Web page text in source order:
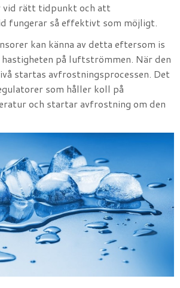
vid rätt tidpunkt och att
fungerar så effektivt som möjligt.
kan känna av detta eftersom is
på luftströmmen. När den
startas avfrostningsprocessen. Det
som håller koll på
och startar avfrostning om den